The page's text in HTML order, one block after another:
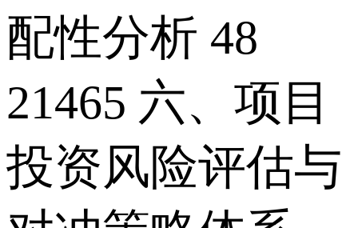
配性分析 48
21465 六、项目
投资风险评估与